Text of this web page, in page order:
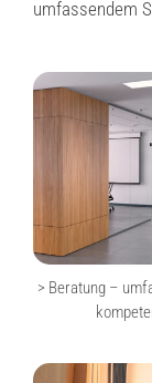
umfassendem
> Beratung –